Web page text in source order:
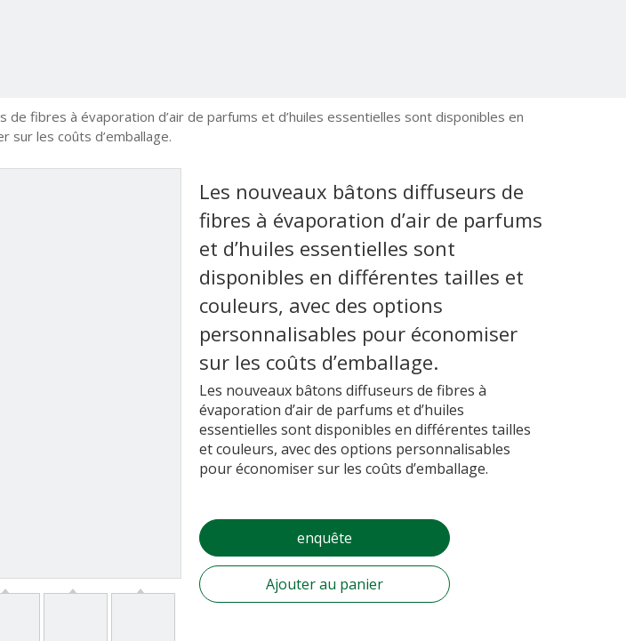
de fibres à évaporation d’air de parfums et d’huiles essentielles sont disponibles en
sur les coûts d’emballage.
Les nouveaux bâtons diffuseurs de
fibres à évaporation d’air de parfums
et d’huiles essentielles sont
disponibles en différentes tailles et
couleurs, avec des options
personnalisables pour économiser
sur les coûts d’emballage.
Les nouveaux bâtons diffuseurs de fibres à
évaporation d’air de parfums et d’huiles
essentielles sont disponibles en différentes tailles
et couleurs, avec des options personnalisables
pour économiser sur les coûts d’emballage.
enquête
Ajouter au panier